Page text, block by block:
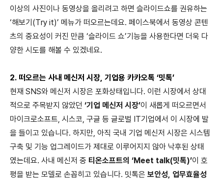
이상의 사진이나 동영상을 올리려고 하면 슬라이드쇼를 권유하는
‘해보기(Try it)’ 메뉴가 떠오르는데요. 페이스북에서 동영상 콘텐
츠의 중요성이 커진 만큼 ‘슬라이드 쇼’기능을 사용한다면 더욱 다
양한 시도를 해볼 수 있겠네요.
2. 떠오르는 사내 메신저 시장, 기업용 카카오톡 ‘밋톡’
현재 SNS와 메신저 시장은 포화상태입니다. 이런 시장에서 상대
적으로 주목받지 않았던 ‘기업 메신저 시장’이 새롭게 떠오르면서
마이크로소프트, 시스코, 구글 등 글로벌 IT기업에서 이 시장에 발
을 들이고 있습니다. 하지만, 아직 국내 기업 메신저 시장은 시스템
구축 및 기능 업그레이드가 제대로 이루어지지 않아 낙후된 상태
였는데요. 사내 메신저 중 티온소프트의 ‘Meet talk(밋톡)’이 호
평을 받는 모델로 손꼽히고 있습니다. 밋톡은 보안성, 업무효율성